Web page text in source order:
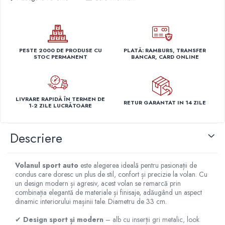
Capace r14 Opel
Capace r14 Seat
Capace r14 Skoda
Capace r14 Toyota
Capace r14 Volvo
Capace r14 VW
Capace roti marimea 15'
Capace r15 BMW
Capace r15 Citroen
Capace r15 Dacia
Capace r15 Daewo
Capace r15 Hyundai
PESTE 2000 DE PRODUSE CU
STOC PERMANENT
PLATĂ: RAMBURS, TRANSFER
BANCAR, CARD ONLINE
LIVRARE RAPIDĂ ÎN TERMEN DE
1-2 ZILE LUCRĂTOARE
RETUR GARANTAT IN 14 ZILE
Descriere
Volanul sport auto este alegerea ideală pentru pasionații de
condus care doresc un plus de stil, confort și precizie la volan. Cu
un design modern și agresiv, acest volan se remarcă prin
combinația elegantă de materiale și finisaje, adăugând un aspect
dinamic interiorului mașinii tale. Diametru de 33 cm.
✔ Design sport și modern – alb cu inserții gri metalic, look